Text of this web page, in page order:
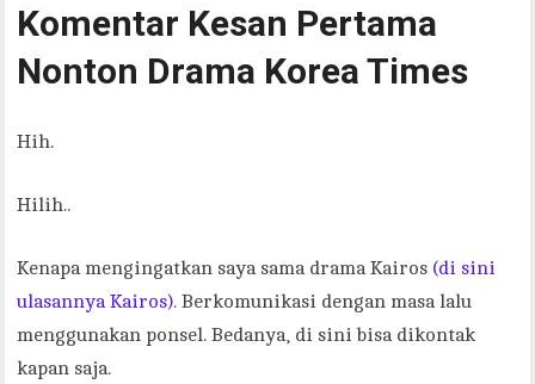
Komentar Kesan Pertama
Nonton Drama Korea Times
Hih.
Hilih..
Kenapa mengingatkan saya sama drama Kairos (di sini
ulasannya Kairos). Berkomunikasi dengan masa lalu
menggunakan ponsel. Bedanya, di sini bisa dikontak
kapan saja.